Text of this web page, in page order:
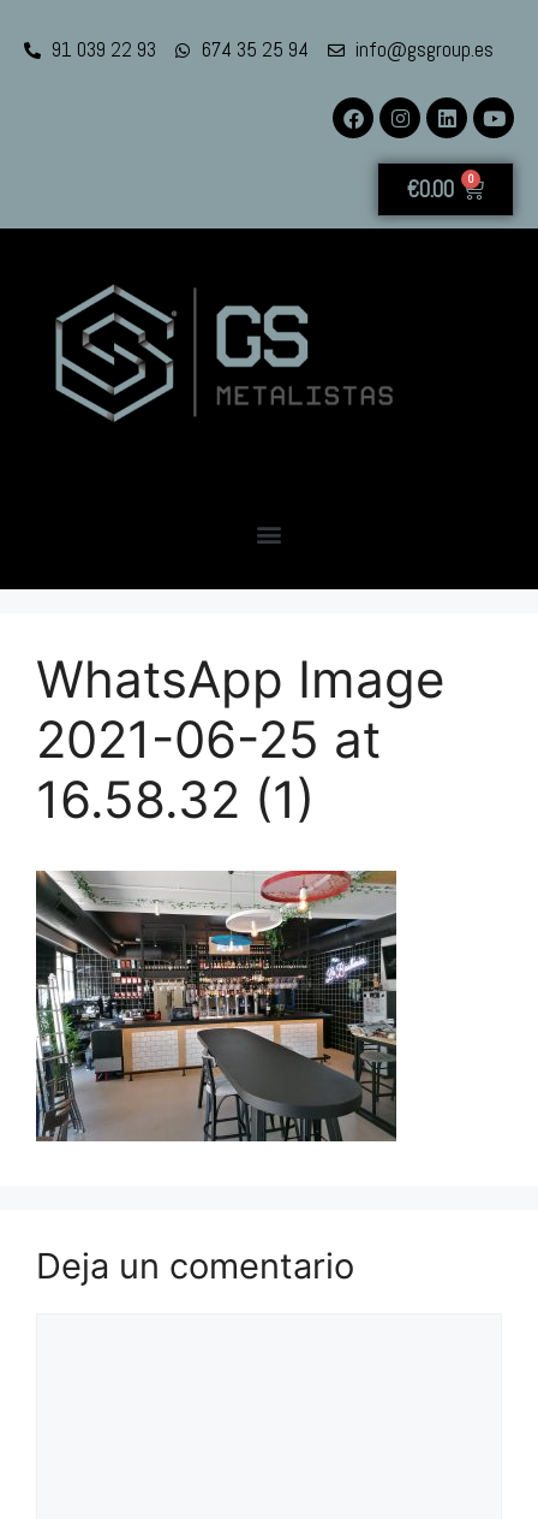
91 039 22 93 674 35 25 94 info@gsgroup.es
€0.00 0
WhatsApp Image
2021-06-25 at
16.58.32 (1)
Deja un comentario